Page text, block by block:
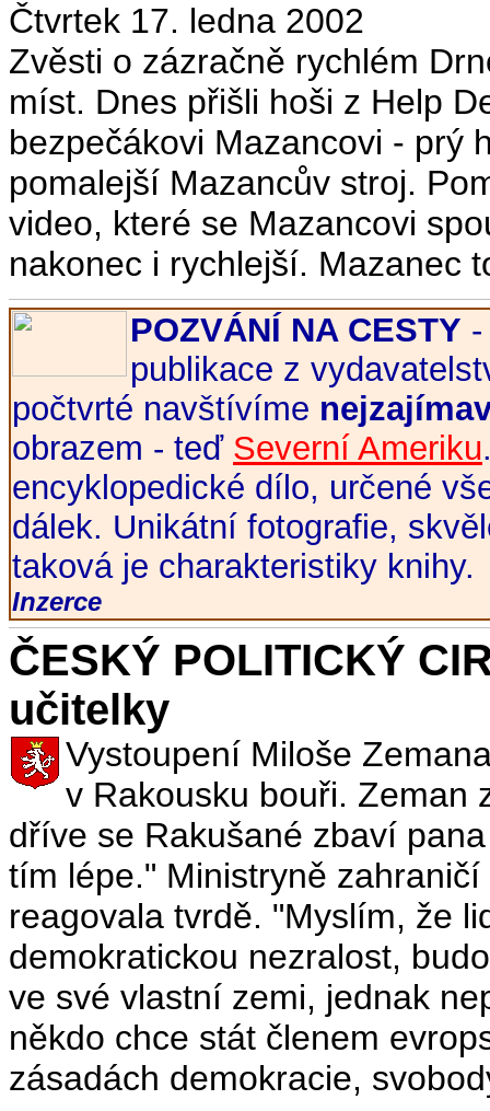
Čtvrtek 17. ledna 2002
Zvěsti o zázračně rychlém
míst. Dnes přišli hoši z Help
bezpečákovi Mazancovi - prý
pomalejší Mazancův stroj.
video, které se Mazancovi
nakonec i rychlejší. Mazanec
POZVÁNÍ NA CESTY
publikace z
počtvrté navštívíme
obrazem - teď Severní Ameriku
encyklopedické dílo, určené
dálek. Unikátní fotografie,
taková je charakteristiky knihy.
Inzerce
ČESKÝ POLITICKÝ
učitelky
Vystoupení Miloše
v Rakousku bouři. Zeman
dříve se Rakušané zbaví
tím lépe." Ministryně
reagovala tvrdě. "Myslím, že
demokratickou nezralost,
ve své vlastní zemi, jednak
někdo chce stát členem
zásadách demokracie,